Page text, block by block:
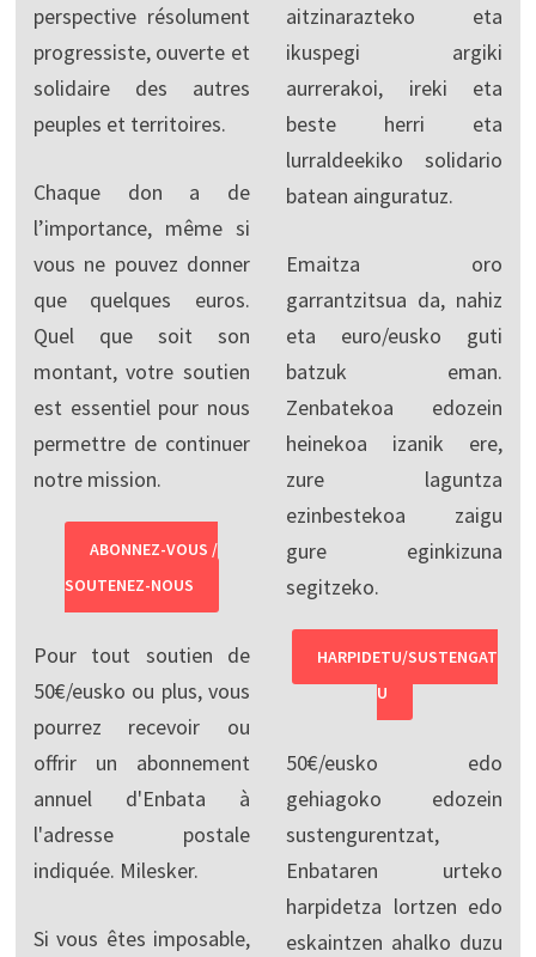
perspective résolument
progressiste, ouverte et
solidaire des autres
peuples et territoires.
Chaque don a de
l’importance, même si
vous ne pouvez donner
que quelques euros.
Quel que soit son
montant, votre soutien
est essentiel pour nous
permettre de continuer
notre mission.
ABONNEZ-VOUS /
SOUTENEZ-NOUS
Pour tout soutien de
50€/eusko ou plus, vous
pourrez recevoir ou
offrir un abonnement
annuel d'Enbata à
l'adresse postale
indiquée. Milesker.
Si vous êtes imposable,
aitzinarazteko eta
ikuspegi argiki
aurrerakoi, ireki eta
beste herri eta
lurraldeekiko solidario
batean ainguratuz.
Emaitza oro
garrantzitsua da, nahiz
eta euro/eusko guti
batzuk eman.
Zenbatekoa edozein
heinekoa izanik ere,
zure laguntza
ezinbestekoa zaigu
gure eginkizuna
segitzeko.
HARPIDETU/SUSTENGAT
U
50€/eusko edo
gehiagoko edozein
sustengurentzat,
Enbataren urteko
harpidetza lortzen edo
eskaintzen ahalko duzu